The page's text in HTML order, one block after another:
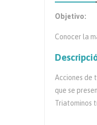
Objetivo:
Conocer la
Acciones de
que se
Triatominos